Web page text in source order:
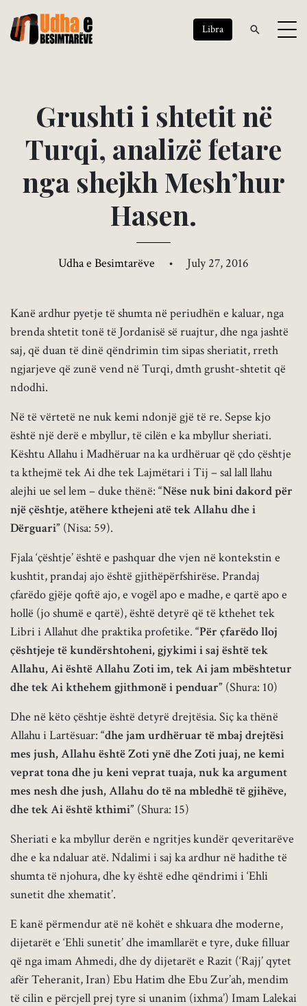
Libra
Grushti i shtetitnë
Turqi, analizë fetare
nga shejkh Mesh’hur
Hasen.
Udha e Besimtarëve • July 27, 2016
Kanë ardhur pyetje të shumta në periudhën e kaluar, nga
brenda shtetit tonë të Jordanisë së ruajtur, dhe nga jashtë
saj, që duan të dinë qëndrimin tim sipas sheriatit, rreth
ngjarjeve që zunë vend në Turqi, dmth grusht-shtetit që
ndodhi.
Në të vërtetë ne nuk kemi ndonjë gjë të re. Sepse kjo
është një derë e mbyllur, të cilën e ka mbyllur sheriati.
Kështu Allahu i Madhëruar na ka urdhëruar që çdo çështje
ta kthejmë tek Ai dhe tek Lajmëtari i Tij – sal lall llahu
alejhi ue sel lem – duke thënë: “Nëse nuk bini dakord për
një çështje, atëhere kthejeni atë tek Allahu dhe i
Dërguari” (Nisa: 59).
Fjala ‘çështje’ është e pashquar dhe vjen në kontekstin e
kushtit, prandaj ajo është gjithëpërfshirëse. Prandaj
çfarëdo gjëje qoftë ajo, e vogël apo e madhe, e qartë apo e
hollë (jo shumë e qartë), është detyrë që të kthehet tek
Libri i Allahut dhe praktika profetike. “Për çfarëdo lloj
çështjeje të kundërshtoheni, gjykimi i saj është tek
Allahu, Ai është Allahu Zoti im, tek Ai jam mbështetur
dhe tek Ai kthehem gjithmonë i penduar” (Shura: 10)
Dhe në këto çështje është detyrë drejtësia. Siç ka thënë
Allahu i Lartësuar: “dhe jam urdhëruar të mbaj drejtësi
mes jush, Allahu është Zoti ynë dhe Zoti juaj, ne kemi
veprat tona dhe ju keni veprat tuaja, nuk ka argument
mes nesh dhe jush, Allahu do të na mbledhë të gjihëve,
dhe tek Ai është kthimi” (Shura: 15)
Sheriati e ka mbyllur derën e ngritjes kundër qeveritarëve
dhe e ka ndaluar atë. Ndalimi i saj ka ardhur në hadithe të
shumta të njohura, dhe ky është edhe qëndrimi i ‘Ehli
sunetit dhe xhematit’.
E kanë përmendur atë në kohët e shkuara dhe moderne,
dijetarët e ‘Ehli sunetit’ dhe imamllarët e tyre, duke filluar
që nga imam Ahmedi, dhe dy dijetarët e Razit (‘Rajj’ qytet
afër Teheranit, Iran) Ebu Hatim dhe Ebu Zur’ah, mendim
të cilin e përcjell prej tyre si unanim (ixhma’) Imam Lalekai